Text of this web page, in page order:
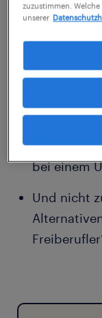
werden –
Kaufen
Wie
Was ist mit
bei einem
Und nicht
zuzustimmen.
unserer